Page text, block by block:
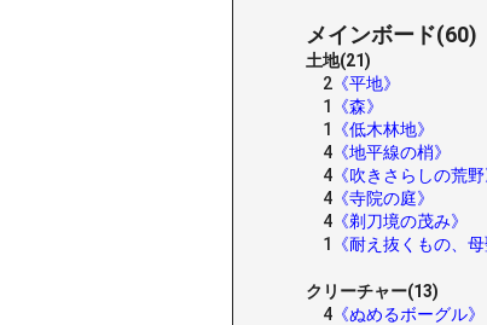
メインボード(60)
土地(21)
2 《平地》
1
《森》
1
《低木林地》
4 《地平線の梢》
4 《吹きさらしの荒野
4 《寺院の庭》
4 《剃刀境の茂み》
1
《耐え抜くもの、母
クリーチャー(13)
4 《ぬめるボーグル》